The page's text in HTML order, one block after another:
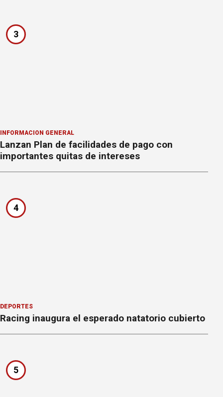
3
INFORMACION GENERAL
Lanzan Plan de facilidades de pago con
importantes quitas de intereses
4
DEPORTES
Racing inaugura el esperado natatorio cubierto
5